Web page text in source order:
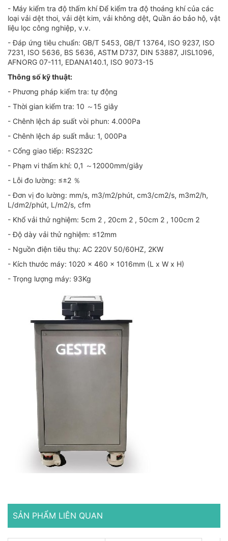
- Máy kiểm tra độ thấm khí Để kiểm tra độ thoáng khí của các
loại vải dệt thoi, vải dệt kim, vải không dệt, Quần áo bảo hộ, vật
liệu lọc công nghiệp, v.v.
- Đáp ứng tiêu chuẩn: GB/T 5453, GB/T 13764, ISO 9237, ISO
7231, ISO 5636, BS 5636, ASTM D737, DIN 53887, JISL1096,
AFNORG 07-111, EDANA140.1, ISO 9073-15
Thông số kỹ thuật:
- Phương pháp kiểm tra: tự động
- Thời gian kiểm tra: 10 ～15 giây
- Chênh lệch áp suất vòi phun: 4.000Pa
- Chênh lệch áp suất mẫu: 1, 000Pa
- Cổng giao tiếp: RS232C
- Phạm vi thấm khí: 0,1 ～12000mm/giây
- Lỗi đo lường: ≤±2 ％
- Đơn vị đo lường: mm/s, m3/m2/phút, cm3/cm2/s, m3m2/h,
L/dm2/phút, L/m2/s, cfm
- Khổ vải thử nghiệm: 5cm 2 , 20cm 2 , 50cm 2 , 100cm 2
- Độ dày vải thử nghiệm: ≤12mm
- Nguồn điện tiêu thụ: AC 220V 50/60HZ, 2KW
- Kích thước máy: 1020 x 460 x 1016mm (L x W x H)
- Trọng lượng máy: 93Kg
SẢN PHẨM LIÊN QUAN